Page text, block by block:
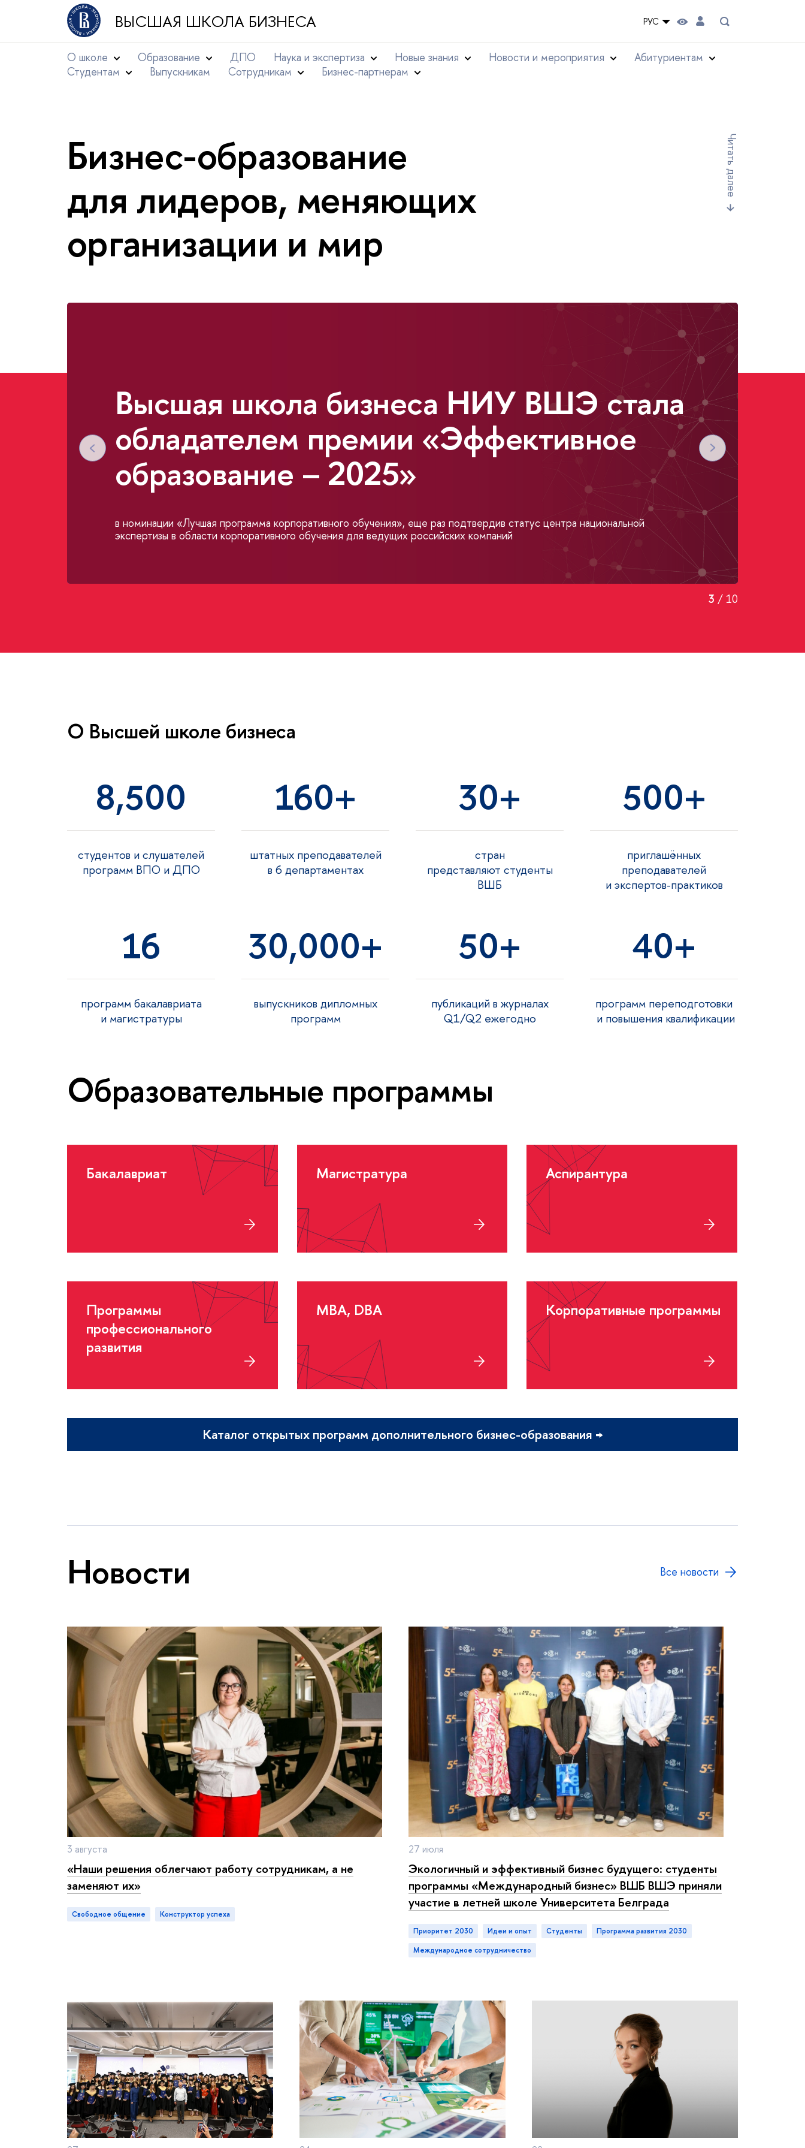
ЫСШАЯ ШКОЛА БИЗНЕСА РУС
О школе Образование ДПО Наука и экспертиза Новые знания Новости и мероприятия
Абитуриентам
Студентам
ыпускникам Сотрудникам Бизнес-партнерам
Бизнес-образование
для лидеров, меняющих
организации и мир
Читать далее
ысшая школа бизнеса НИУ ВШЭ стала
обладателем премии «Эффективное
образование – 2025»
номинации «Лучшая программа корпоративного обучения», еще раз подтвердив статус центра национальной
экспертизы в области корпоративного обучения для ведущих российских компаний
3 / 10
О Высшей школе бизнеса
8,500
студентов и слушателей
программ ВПО и ДПО
160
штатных преподавателей
6 департаментах
30
стран
представляют студенты
ШБ
500
приглашённых
преподавателей
и экспертов-практико
16
программ бакалавриата
и магистратуры
30,000
ыпускников дипломных
программ
50
публикаций в журналах
Q1/Q2 ежегодно
40
программ переподготовки
и повышения квалификации
Образовательные программы
Бакалавриат Магистратура Аспирантура
Программы
профессионального
развития
MBA, DBA Корпоративные программы
Каталог открытых программ дополнительного бизнес-образования →
Новости се новости
3 августа
«Наши решения облегчают работу сотрудникам, а не
заменяют их»
Свободное общение конструктор успеха
27 июля
Экологичный и эффективный бизнес будущего: студенты
программы «Международный бизнес» ВШБ ВШЭ приняли
участие в летней школе Университета Белграда
Приоритет 2030 идеи и опыт студенты
Программа развития 2030
международное сотрудничество